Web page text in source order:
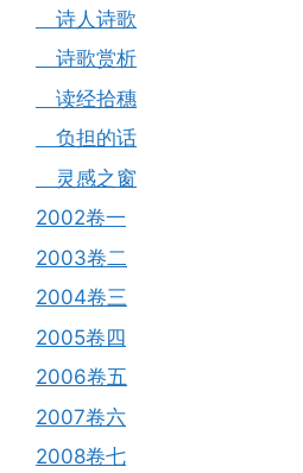
诗人诗歌
诗歌赏析
读经拾穗
负担的话
灵感之窗
2002卷一
2003卷二
2004卷三
2005卷四
2006卷五
2007卷六
2008卷七